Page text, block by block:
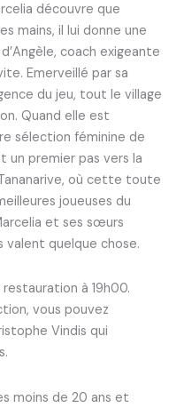
découvre que
mains, il lui donne une
coach exigeante
Emerveillé par sa
du jeu, tout le village
Quand elle est
sélection féminine de
un premier pas vers la
où cette toute
joueuses du
et ses sœurs
valent quelque chose.
à 19h00.
vous pouvez
Vindis qui
moins de 20 ans et